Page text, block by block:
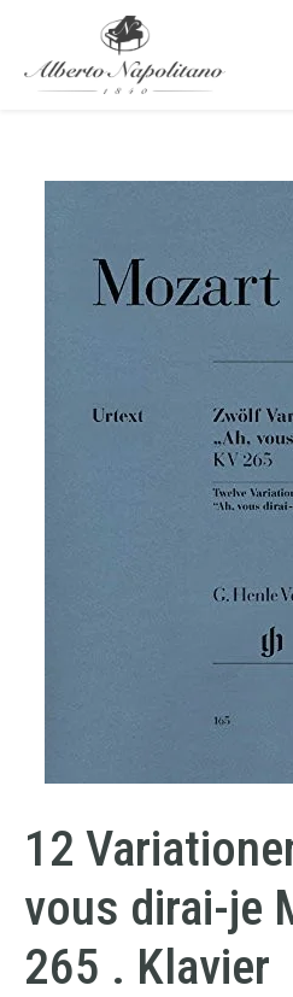
12
vous dirai-je
265 . Klavier